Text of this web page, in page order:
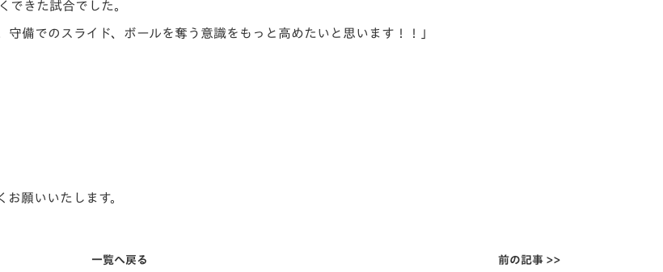
できた試合でした。
備でのスライド、ボールを奪う意識をもっと高めたいと思います！！」
願いいたします。
一覧へ戻る 前の記事 >>